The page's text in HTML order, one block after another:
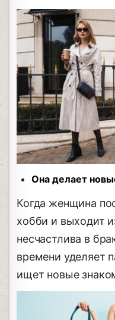
Она делает
Когда женщина
хобби и выходит
несчастлива в
времени уделяет
ищет новые